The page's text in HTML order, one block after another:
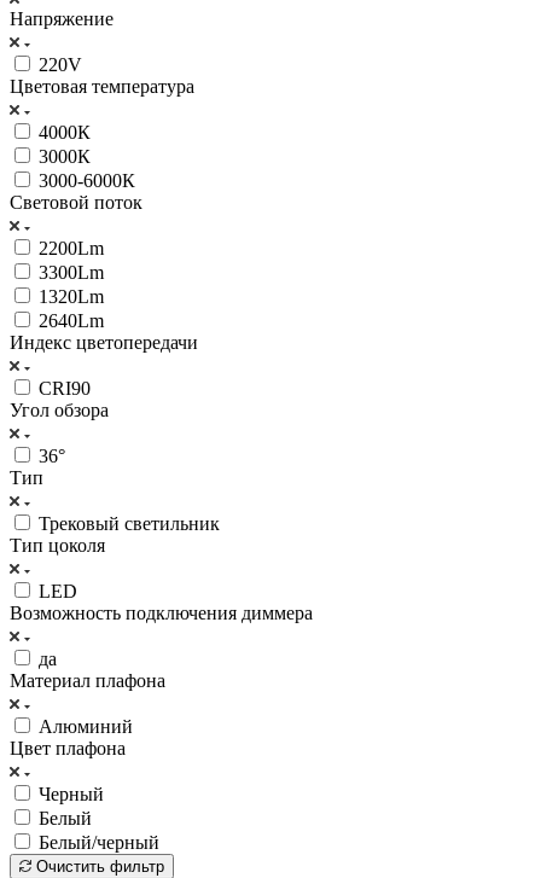
Напряжение
220V
Цветовая температура
4000К
3000К
3000-6000К
Световой поток
2200Lm
3300Lm
1320Lm
2640Lm
Индекс цветопередачи
CRI90
Угол обзора
36°
Тип
Трековый светильник
Тип цоколя
LED
Возможность подключения диммера
да
Материал плафона
Алюминий
Цвет плафона
Черный
Белый
Белый/черный
Очистить фильтр